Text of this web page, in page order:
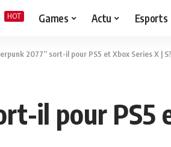
HOT Games Actu Esports
2077” sort-il pour PS5 et Xbox Series X | S?
il pour PS5